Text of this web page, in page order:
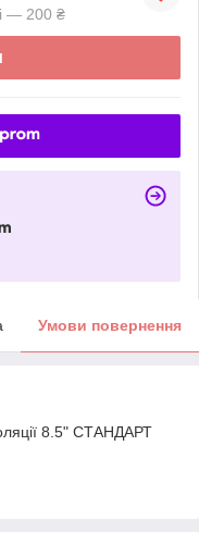
— 200 ₴
Умови повернення
8.5" СТАНДАРТ